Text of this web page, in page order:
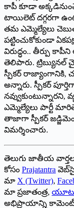
‌కాపీ కూడా
టాయిలెట్‌ ‌దగ్గరగా
తమ ఎమ్మెల్యేలు
పట్టించుకోకుండా
విరుద్ధం.. తీర్పు
‌తెలిపారు. ట్రిబ్యునల్‌
స్పీకర్‌ ‌రాజ్యాంగానికి,
అన్నారు. స్పీకర్‌
నవ్వుకుంటున్నారని,
ఎమ్మెల్యేలు పార్టీ
తాజాగా స్పీకర్‌
విమర్శించారు.
తెలుగు జాతీయ
కోసం Prajatantra
మా X (Twitter),
మా ప్రజాతంత్ర,
అభిప్రాయాన్ని కామెంట్